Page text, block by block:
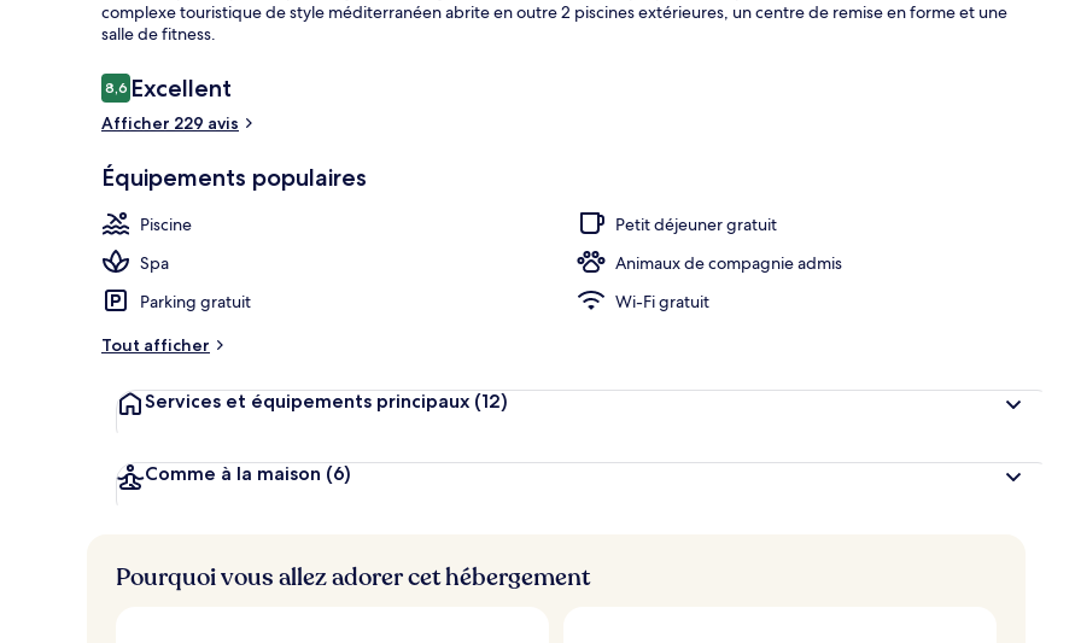
complexe touristique de style méditerranéen abrite en outre 2 piscines extérieures, un centre de remise en forme et une
salle de fitness.
Avis
voyageurs
8,68,6 sur 10
Excellent
Afficher 229 avis
Équipements populaires
Piscine
Petit déjeuner gratuit
Spa
Animaux de compagnie admis
Parking gratuit
Wi-Fi gratuit
Tout afficher
Services et équipements principaux (12)
Comme à la maison (6)
Pourquoi vous allez adorer cet hébergement